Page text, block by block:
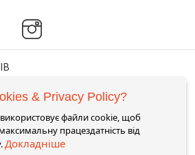
& Privacy Policy?
файли cookie, щоб
працездатність від
Докладніше